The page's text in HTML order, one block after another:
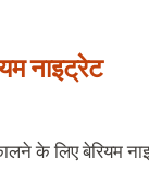
नाइट्रेट
के लिए बेरियम